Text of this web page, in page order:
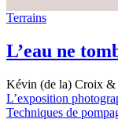
Terrains
L’eau ne
Kévin (de la) Croix &
L’exposition
Techniques de